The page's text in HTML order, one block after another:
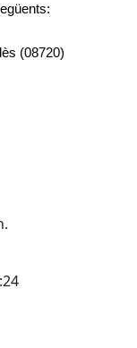
(08720)